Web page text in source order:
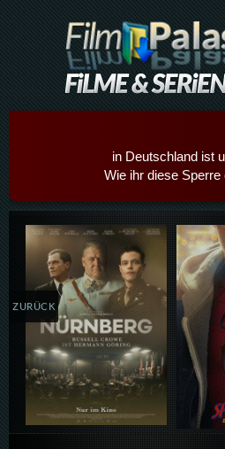
in Deutschland ist
Wie ihr diese
Details,Play
ZURÜCK